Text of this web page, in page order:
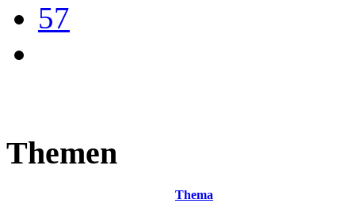
57
Themen
Thema